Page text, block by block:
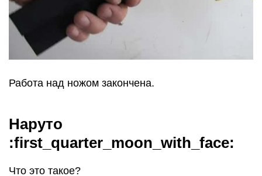
Работа над ножом закончена.
Наруто
:first_quarter_moon_with_face:
Что это такое?